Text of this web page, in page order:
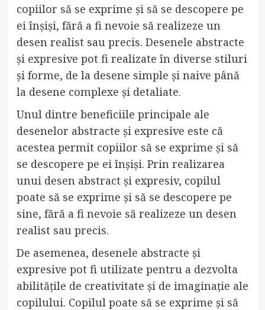
copiilor să se exprime și să se descopere pe
ei înșiși, fără a fi nevoie să realizeze un
desen realist sau precis. Desenele abstracte
și expresive pot fi realizate în diverse stiluri
și forme, de la desene simple și naive până
la desene complexe și detaliate.
Unul dintre beneficiile principale ale
desenelor abstracte și expresive este că
acestea permit copiilor să se exprime și să
se descopere pe ei înșiși. Prin realizarea
unui desen abstract și expresiv, copilul
poate să se exprime și să se descopere pe
sine, fără a fi nevoie să realizeze un desen
realist sau precis.
De asemenea, desenele abstracte și
expresive pot fi utilizate pentru a dezvolta
abilitățile de creativitate și de imaginație ale
copilului. Copilul poate să se exprime și să